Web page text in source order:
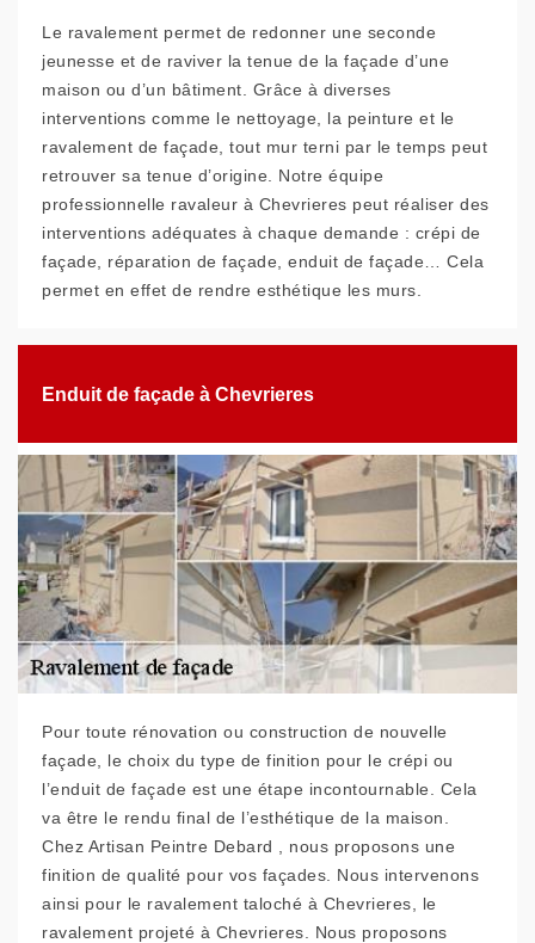
Le ravalement permet de redonner une seconde
jeunesse et de raviver la tenue de la façade d’une
maison ou d’un bâtiment. Grâce à diverses
interventions comme le nettoyage, la peinture et le
ravalement de façade, tout mur terni par le temps peut
retrouver sa tenue d’origine. Notre équipe
professionnelle ravaleur à Chevrieres peut réaliser des
interventions adéquates à chaque demande : crépi de
façade, réparation de façade, enduit de façade… Cela
permet en effet de rendre esthétique les murs.
Enduit de façade à Chevrieres
Pour toute rénovation ou construction de nouvelle
façade, le choix du type de finition pour le crépi ou
l’enduit de façade est une étape incontournable. Cela
va être le rendu final de l’esthétique de la maison.
Chez Artisan Peintre Debard , nous proposons une
finition de qualité pour vos façades. Nous intervenons
ainsi pour le ravalement taloché à Chevrieres, le
ravalement projeté à Chevrieres. Nous proposons